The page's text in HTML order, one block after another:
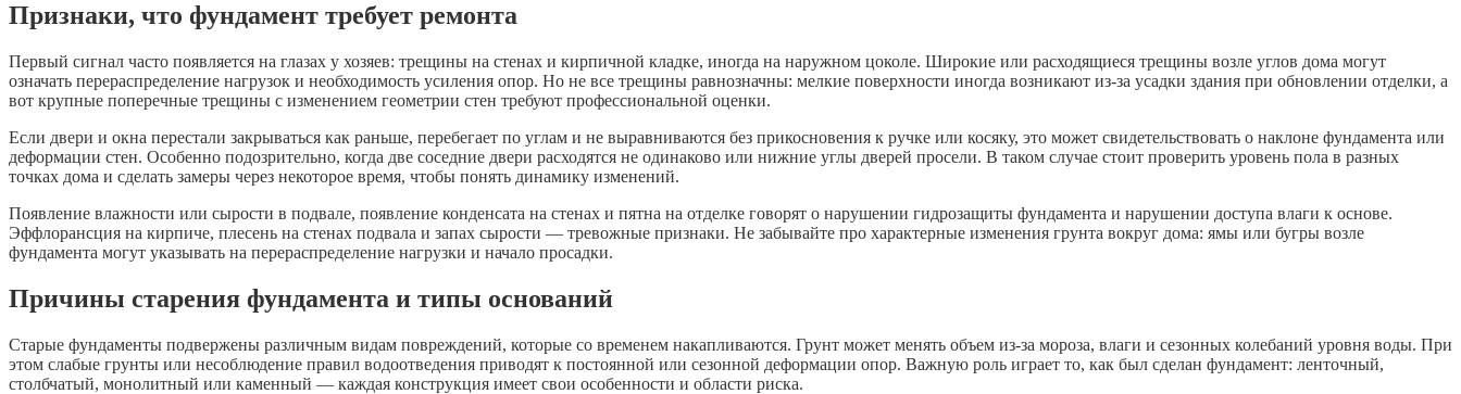
Признаки, что фундамент требует ремонта
Первый сигнал часто появляется на глазах у хозяев: трещины на стенах и кирпичной кладке, иногда на наружном цоколе. Широкие или расходящиеся трещины возле углов дома могут
означать перераспределение нагрузок и необходимость усиления опор. Но не все трещины равнозначны: мелкие поверхности иногда возникают из-за усадки здания при обновлении отделки, а
вот крупные поперечные трещины с изменением геометрии стен требуют профессиональной оценки.
Если двери и окна перестали закрываться как раньше, перебегает по углам и не выравниваются без прикосновения к ручке или косяку, это может свидетельствовать о наклоне фундамента или
деформации стен. Особенно подозрительно, когда две соседние двери расходятся не одинаково или нижние углы дверей просели. В таком случае стоит проверить уровень пола в разных
точках дома и сделать замеры через некоторое время, чтобы понять динамику изменений.
Появление влажности или сырости в подвале, появление конденсата на стенах и пятна на отделке говорят о нарушении гидрозащиты фундамента и нарушении доступа влаги к основе.
Эффлорансция на кирпиче, плесень на стенах подвала и запах сырости — тревожные признаки. Не забывайте про характерные изменения грунта вокруг дома: ямы или бугры возле
фундамента могут указывать на перераспределение нагрузки и начало просадки.
Причины старения фундамента и типы оснований
Старые фундаменты подвержены различным видам повреждений, которые со временем накапливаются. Грунт может менять объем из-за мороза, влаги и сезонных колебаний уровня воды. При
этом слабые грунты или несоблюдение правил водоотведения приводят к постоянной или сезонной деформации опор. Важную роль играет то, как был сделан фундамент: ленточный,
столбчатый, монолитный или каменный — каждая конструкция имеет свои особенности и области риска.